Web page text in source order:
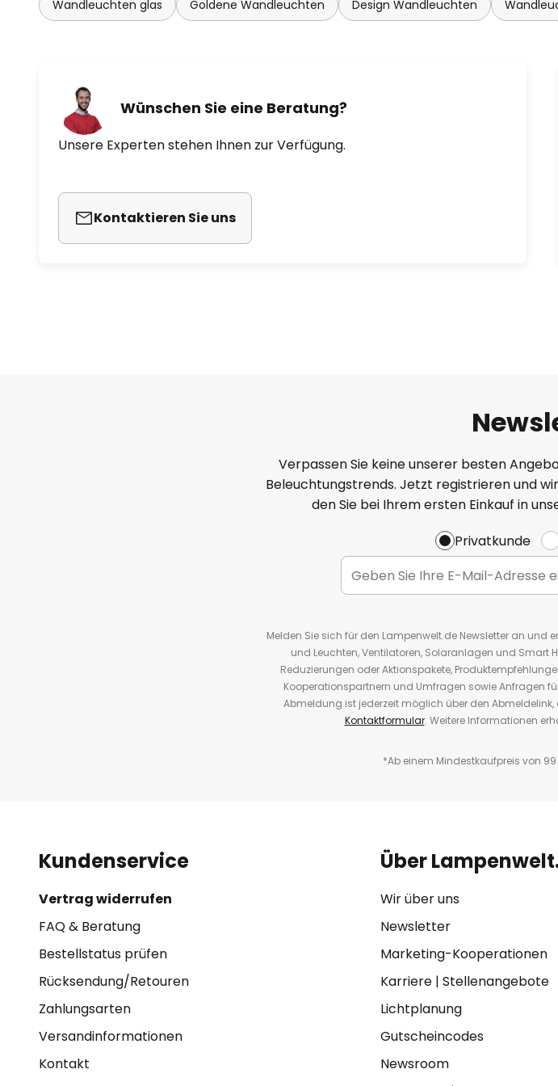
Wandleuchten glas Goldene Wandleuchten Design Wandleuchten
Wünschen Sie eine Beratung?
Unsere Experten stehen Ihnen zur Verfügung.
Kontaktieren Sie uns
Verpassen Sie keine unserer besten
Beleuchtungstrends. Jetzt registrieren und
den Sie bei Ihrem ersten Einkauf in
Privatkunde
Melden Sie sich für den Lampenwelt.de Newsletter an
und Leuchten, Ventilatoren, Solaranlagen und Smart
Reduzierungen oder Aktionspakete,
Kooperationspartnern und Umfragen sowie Anfragen
Abmeldung ist jederzeit möglich über den
Kontaktformular. Weitere Informationen
*Ab einem Mindestkaufpreis von
Kundenservice
Vertrag widerrufen
FAQ & Beratung
Bestellstatus prüfen
Rücksendung/Retouren
Zahlungsarten
Versandinformationen
Kontakt
Über
Wir über uns
Newsletter
Marketing-Kooperationen
Karriere| Stellenangebote
Lichtplanung
Gutscheincodes
Newsroom